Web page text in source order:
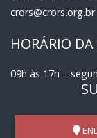
crors@crors.org.br
HORÁRIO DA
09h às 17h –